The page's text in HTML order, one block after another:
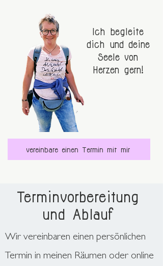
Ich begleite
dich und deine
Seele von
Herzen gern!
vereinbare einen Termin mit mir
Terminvorbereitung
und Ablauf
Wir vereinbaren einen persönlichen
Termin in meinen Räumen oder online